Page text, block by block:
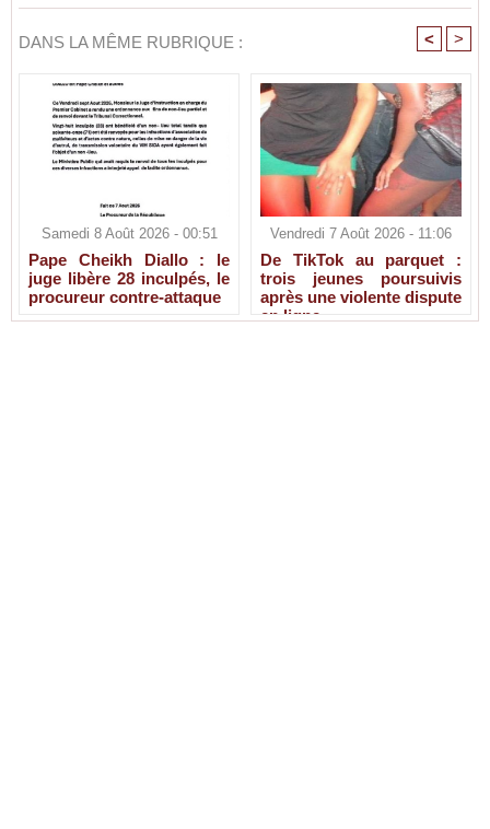
DANS LA MÊME RUBRIQUE : < >
Samedi 8 Août 2026 - 00:51
Pape Cheikh Diallo : le
juge libère 28 inculpés, le
procureur contre-attaque
Vendredi 7 Août 2026 - 11:06
De TikTok au parquet :
trois jeunes poursuivis
après une violente dispute
en ligne